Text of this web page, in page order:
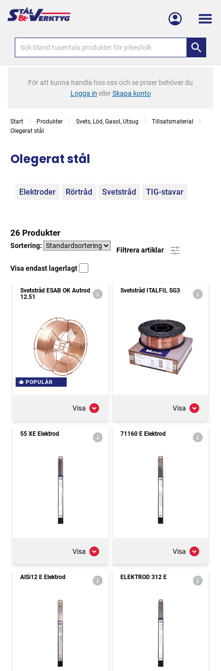
Meny
För att kunna handla hos oss och se priser behöver du
Logga in ellerSkapa konto
Start Produkter Svets, Löd, Gasol, Utsug
Tillsatsmaterial
Olegerat stål
Olegerat stål
Kategorier
Elektroder Rörtråd Svetstråd TIG-stavar
26 Produkter
Sortering:
Filtrera artiklar
Visa endast lagerlagt
Svetstråd ESAB OK Autrod
12.51
POPULÄR
Visa
Svetstråd ITALFIL SG3
Visa
55 XE Elektrod
Visa
71160 E Elektrod
Visa
AlSi12 E Elektrod ELEKTROD 312 E